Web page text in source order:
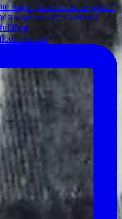
kreativ